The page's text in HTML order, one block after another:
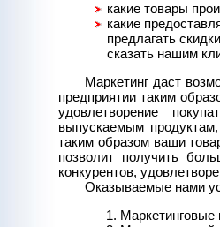
какие товары
какие
предлагать
сказать нашим
Маркетинг даст
предприятии таким
удовлетворение
выпускаемым
таким образом ваши
позволит получить
конкурентов,
Оказываемые нами
Маркетинговые